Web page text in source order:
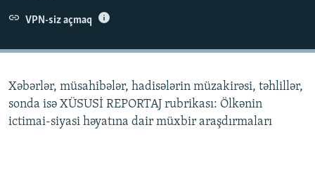
İNFOQRAFIKA
AZƏRBAYCAN ƏDƏBIYYATI KITABXANASI
MISSIYAMIZ
AZADLIQRADIOSU MOBIL TELEFONUNUZDA
BIZIMLƏ ƏLAQƏ
BIZI IZLƏ
RFE/RL-in bütün saytları
VPN-siz açmaq
Xəbərlər, müsahibələr, hadisələrin müzakirəsi, təhlillər,
sonda isə XÜSUSİ REPORTAJ rubrikası: Ölkənin
ictimai-siyasi həyatına dair müxbir araşdırmaları